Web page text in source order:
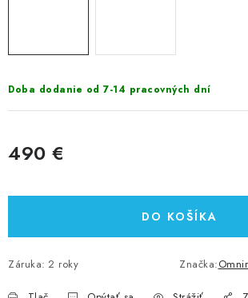
Doba dodanie od 7-14 pracovných dní
490 €
DO KOŠÍKA
Záruka: 2 roky Značka: